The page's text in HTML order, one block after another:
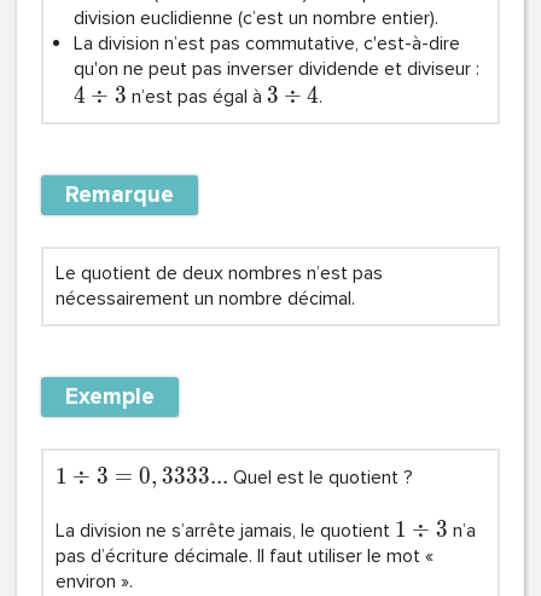
division euclidienne (c’est un nombre entier).
La division n’est pas commutative, c'est-à-dire
qu'on ne peut pas inverser dividende et diviseur :
4 ÷ 3 n’est pas égal à 3 ÷ 4.
Remarque
Le quotient de deux nombres n’est pas
nécessairement un nombre décimal.
Exemple
1 ÷ 3 = 0, 3333... Quel est le quotient ?
La division ne s’arrête jamais, le quotient 1 ÷ 3 n’a
pas d’écriture décimale. Il faut utiliser le mot «
environ ».